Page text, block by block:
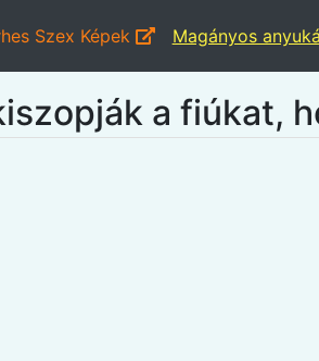
Szex Képek Magányos
a fiúkat,